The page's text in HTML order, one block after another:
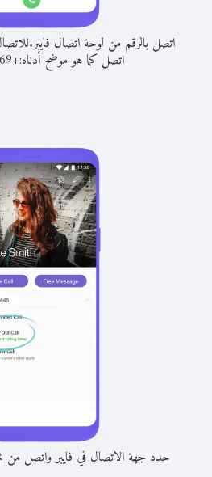
اتصل بالرقم من لوحة اتصال فايبر.
اتصل كما هو موضح أدناه:+
حدد جهة الاتصال في فايبر واتصل من